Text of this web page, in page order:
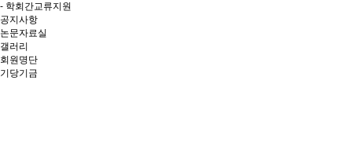
- 학회간교류지원
공지사항
논문자료실
갤러리
회원명단
기당기금